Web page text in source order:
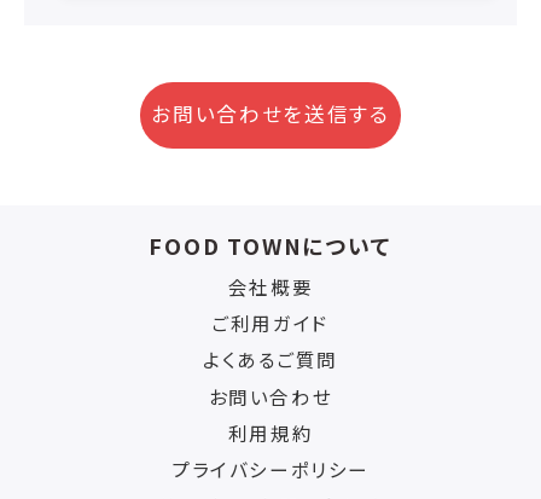
お問い合わせを送信する
FOOD TOWNについて
会社概要
ご利用ガイド
よくあるご質問
お問い合わせ
利用規約
プライバシーポリシー